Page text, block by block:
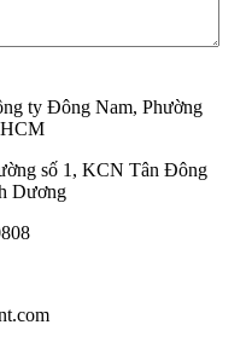
ty Đông Nam, Phường
số 1, KCN Tân Đông
Dương